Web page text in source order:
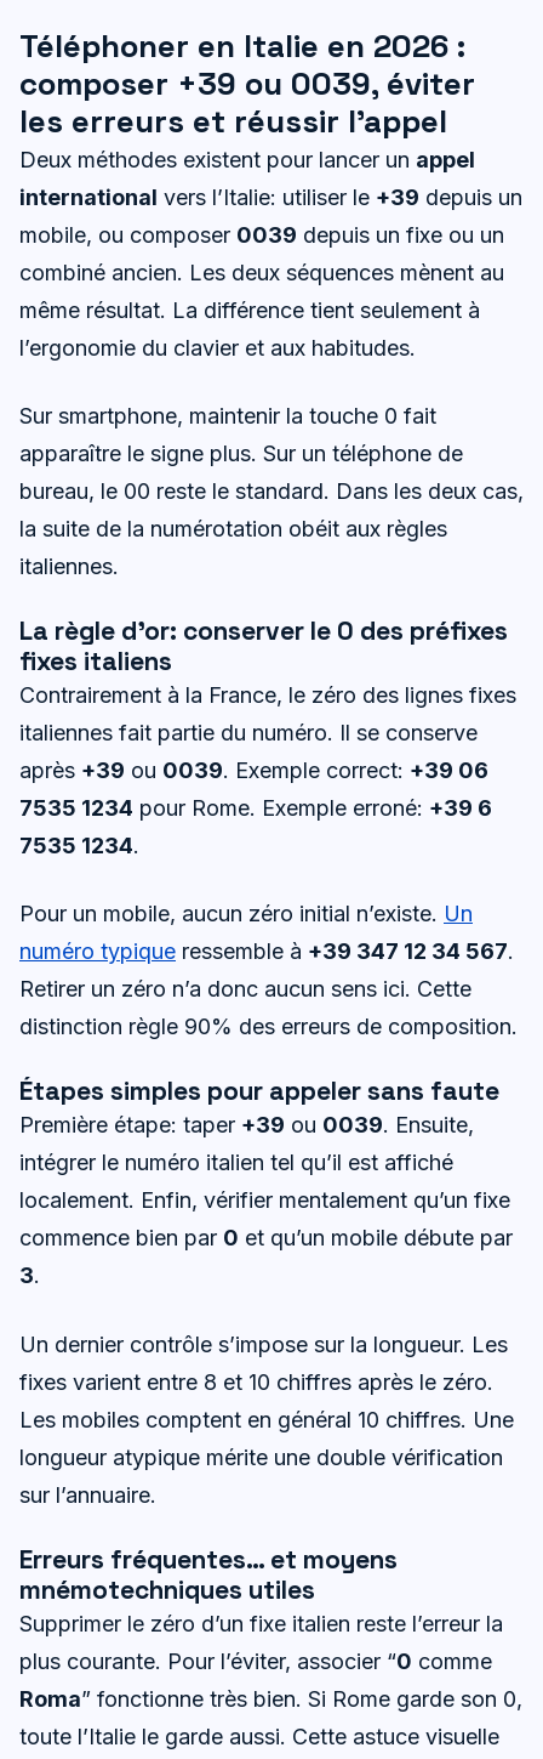
Téléphoner en Italie en 2026 :
composer +39 ou 0039, éviter
les erreurs et réussir l’appel
Deux méthodes existent pour lancer un appel
international vers l’Italie: utiliser le +39 depuis un
mobile, ou composer 0039 depuis un fixe ou un
combiné ancien. Les deux séquences mènent au
même résultat. La différence tient seulement à
l’ergonomie du clavier et aux habitudes.
Sur smartphone, maintenir la touche 0 fait
apparaître le signe plus. Sur un téléphone de
bureau, le 00 reste le standard. Dans les deux cas,
la suite de la numérotation obéit aux règles
italiennes.
La règle d’or: conserver le 0 des préfixes
fixes italiens
Contrairement à la France, le zéro des lignes fixes
italiennes fait partie du numéro. Il se conserve
après +39 ou 0039. Exemple correct: +39 06
7535 1234 pour Rome. Exemple erroné: +39 6
7535 1234.
Pour un mobile, aucun zéro initial n’existe. Un
numéro typique ressemble à +39 347 12 34 567.
Retirer un zéro n’a donc aucun sens ici. Cette
distinction règle 90% des erreurs de composition.
Étapes simples pour appeler sans faute
Première étape: taper +39 ou 0039. Ensuite,
intégrer le numéro italien tel qu’il est affiché
localement. Enfin, vérifier mentalement qu’un fixe
commence bien par 0 et qu’un mobile débute par
3.
Un dernier contrôle s’impose sur la longueur. Les
fixes varient entre 8 et 10 chiffres après le zéro.
Les mobiles comptent en général 10 chiffres. Une
longueur atypique mérite une double vérification
sur l’annuaire.
Erreurs fréquentes… et moyens
mnémotechniques utiles
Supprimer le zéro d’un fixe italien reste l’erreur la
plus courante. Pour l’éviter, associer “0 comme
Roma” fonctionne très bien. Si Rome garde son 0,
toute l’Italie le garde aussi. Cette astuce visuelle